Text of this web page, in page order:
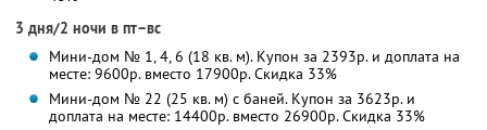
3 дня/2 ночи в пт–вс
Мини-дом № 1, 4, 6 (18 кв. м). Купон за 2393р. и доплата на
месте: 9600р. вместо 17900р. Скидка 33%
Мини-дом № 22 (25 кв. м) с баней. Купон за 3623р. и
доплата на месте: 14400р. вместо 26900р. Скидка 33%